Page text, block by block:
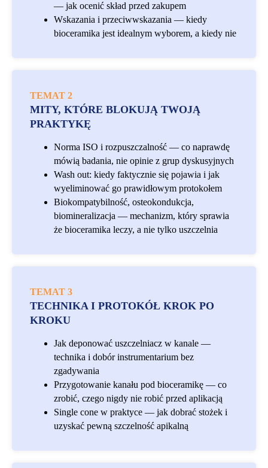
— jak ocenić skład przed zakupem
Wskazania i przeciwwskazania — kiedy
bioceramika jest idealnym wyborem, a kiedy nie
TEMAT 2
MITY, KTÓRE BLOKUJĄ TWOJĄ
PRAKTYKĘ
Norma ISO i rozpuszczalność — co naprawdę
mówią badania, nie opinie z grup dyskusyjnych
Wash out: kiedy faktycznie się pojawia i jak
wyeliminować go prawidłowym protokołem
Biokompatybilność, osteokondukcja,
biomineralizacja — mechanizm, który sprawia
że bioceramika leczy, a nie tylko uszczelnia
TEMAT 3
TECHNIKA I PROTOKÓŁ KROK PO
KROKU
Jak deponować uszczelniacz w kanale —
technika i dobór instrumentarium bez
zgadywania
Przygotowanie kanału pod bioceramikę — co
zrobić, czego nigdy nie robić przed aplikacją
Single cone w praktyce — jak dobrać stożek i
uzyskać pewną szczelność apikalną